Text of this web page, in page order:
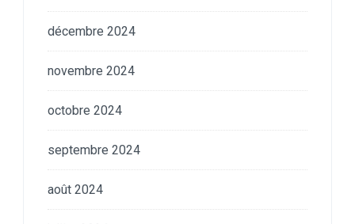
décembre 2024
novembre 2024
octobre 2024
septembre 2024
août 2024